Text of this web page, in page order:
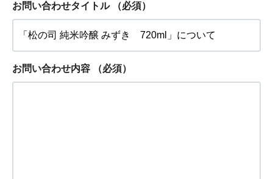
お問い合わせタイトル （必須）
お問い合わせ内容 （必須）